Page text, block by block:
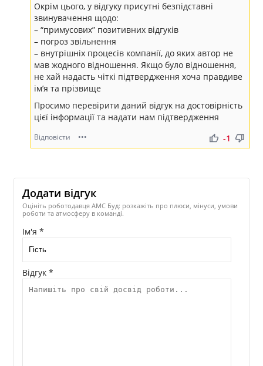
Окрім цього, у відгуку присутні безпідставні
звинувачення щодо:
– “примусових” позитивних відгуків
– погроз звільнення
– внутрішніх процесів компанії, до яких автор не
мав жодного відношення. Якщо було відношення,
не хай надасть чіткі підтвердження хоча правдиве
ім’я та прізвище
Просимо перевірити даний відгук на достовірність
цієї інформації та надати нам підтвердження
Відповісти ••• thumb_up thumb_down
-1
Додати відгук
Оцініть роботодавця АМС Буд: розкажіть про плюси, мінуси, умови
роботи та атмосферу в команді.
Ім'я *
Відгук *